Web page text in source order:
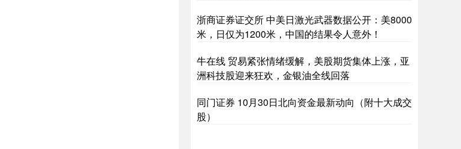
浙商证券证交所 中美日激光武器数据公开：美8000
米，日仅为1200米，中国的结果令人意外！
牛在线 贸易紧张情绪缓解，美股期货集体上涨，亚
洲科技股迎来狂欢，金银油全线回落
同门证券 10月30日北向资金最新动向（附十大成交
股）